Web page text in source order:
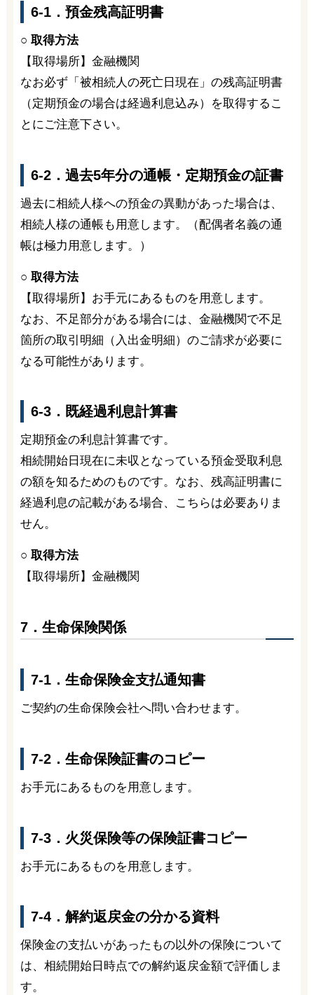
6-1．預金残高証明書
○ 取得方法
【取得場所】金融機関
なお必ず「被相続人の死亡日現在」の残高証明書
（定期預金の場合は経過利息込み）を取得するこ
とにご注意下さい。
6-2．過去5年分の通帳・定期預金の証書
過去に相続人様への預金の異動があった場合は、
相続人様の通帳も用意します。（配偶者名義の通
帳は極力用意します。）
○ 取得方法
【取得場所】お手元にあるものを用意します。
なお、不足部分がある場合には、金融機関で不足
箇所の取引明細（入出金明細）のご請求が必要に
なる可能性があります。
6-3．既経過利息計算書
定期預金の利息計算書です。
相続開始日現在に未収となっている預金受取利息
の額を知るためのものです。なお、残高証明書に
経過利息の記載がある場合、こちらは必要ありま
せん。
○ 取得方法
【取得場所】金融機関
7．生命保険関係
7-1．生命保険金支払通知書
ご契約の生命保険会社へ問い合わせます。
7-2．生命保険証書のコピー
お手元にあるものを用意します。
7-3．火災保険等の保険証書コピー
お手元にあるものを用意します。
7-4．解約返戻金の分かる資料
保険金の支払いがあったもの以外の保険について
は、相続開始日時点での解約返戻金額で評価しま
す。